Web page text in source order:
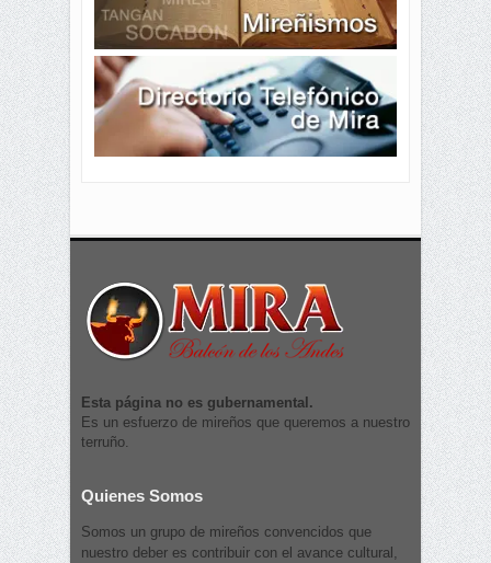
Esta página no es gubernamental.
Es un esfuerzo de mireños que queremos a nuestro
terruño.
Quienes Somos
Somos un grupo de mireños convencidos que
nuestro deber es contribuir con el avance cultural,